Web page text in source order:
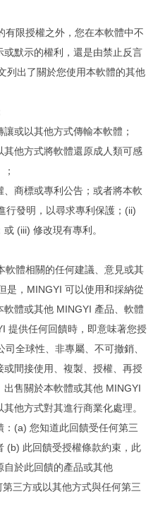
有限授權之外，您在本軟體中不
默示的權利，還是由禁止反言
列出了關於您使用本軟體的其他
或以其他方式傳輸本軟體；
他方式將軟體還原成人類可感
商標或專利公告；或者將本軟
行發明，以尋求專利保護；(ii)
(iii) 修改現有專利。
軟體相關的任何建議、意見或其
是，MINGYI 可以使用和採納從
體或其他 MINGYI 產品、軟體
提供任何回饋時，即意味著您授
全球性、非專屬、不可撤銷、
間接使用、複製、授權、再授
售關於本軟體或其他 MINGYI
他方式對其進行商業化處理。
(a) 您知道此回饋受任何第三
(b) 此回饋受授權條款約束，此
自於此回饋的產品或其他
三方或以其他方式與任何第三